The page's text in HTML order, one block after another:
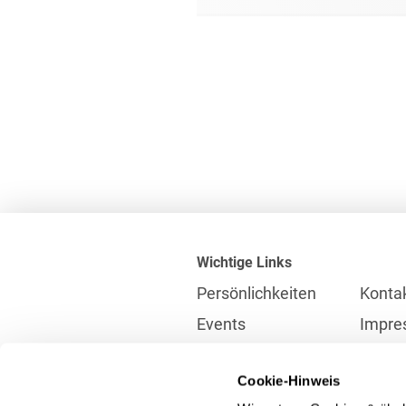
Cookie-Hinweis
Wichtige Links
Persönlichkeiten
Events
Internationales